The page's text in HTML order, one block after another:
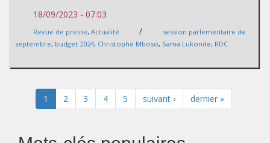
18/09/2023 - 07:03
Revue de presse, Actualité /
session parlementaire de
septembre, budget 2024, Christophe Mboso, Sama Lukonde, RDC
1 2 3 4 5 suivant › dernier »